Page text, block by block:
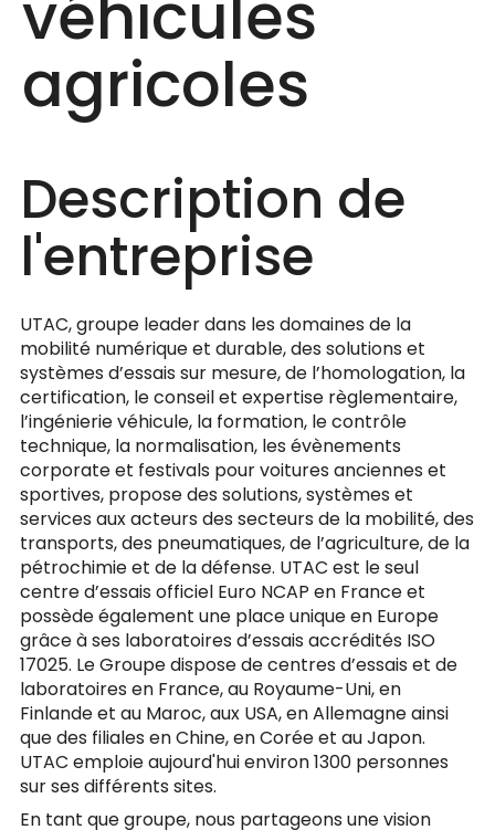
agricoles
Description de
l'entreprise
UTAC, groupe leader dans les domaines de la
mobilité numérique et durable, des solutions et
systèmes d’essais sur mesure, de l’homologation, la
certification, le conseil et expertise règlementaire,
l’ingénierie véhicule, la formation, le contrôle
technique, la normalisation, les évènements
corporate et festivals pour voitures anciennes et
sportives, propose des solutions, systèmes et
services aux acteurs des secteurs de la mobilité, des
transports, des pneumatiques, de l’agriculture, de la
pétrochimie et de la défense. UTAC est le seul
centre d’essais officiel Euro NCAP en France et
possède également une place unique en Europe
grâce à ses laboratoires d’essais accrédités ISO
17025. Le Groupe dispose de centres d’essais et de
laboratoires en France, au Royaume-Uni, en
Finlande et au Maroc, aux USA, en Allemagne ainsi
que des filiales en Chine, en Corée et au Japon.
UTAC emploie aujourd'hui environ 1300 personnes
sur ses différents sites.
En tant que groupe, nous partageons une vision